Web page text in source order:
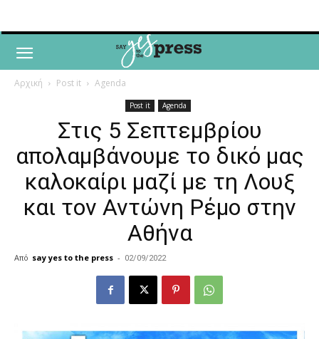
Αρχική Post it Agenda
Post it Agenda
Στις 5 Σεπτεμβρίου
απολαμβάνουμε το δικό μας
καλοκαίρι μαζί με τη Λουξ
και τον Αντώνη Ρέμο στην
Αθήνα
Από say yes to the press - 02/09/2022